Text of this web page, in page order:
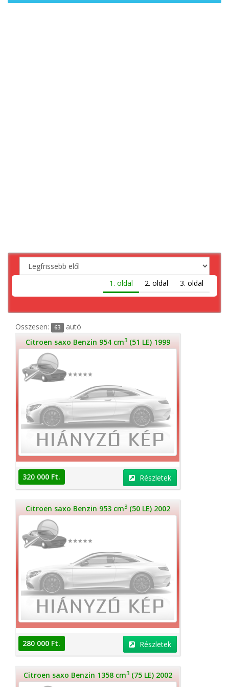
1. oldal 2. oldal 3. oldal
Összesen: 63 autó
Citroen saxo Benzin 954 cm3(51 LE) 1999
320 000 Ft. Részletek
Citroen saxo Benzin 953 cm3(50 LE) 2002
280 000 Ft. Részletek
Citroen saxo Benzin 1358 cm3(75 LE) 2002